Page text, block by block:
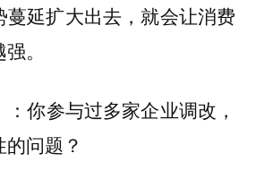
蔓延扩大出去，就会让消费
。
：你参与过多家企业调改，
问题？